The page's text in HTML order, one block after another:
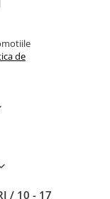
de
/ 10 - 17